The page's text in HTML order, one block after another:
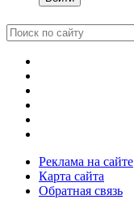
Реклама на сайте
Карта сайта
Обратная связь